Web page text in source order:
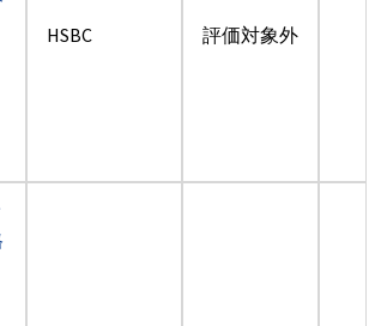
HSBC 評価対象外